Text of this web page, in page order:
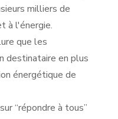
milliers de
à l'énergie.
que les
destinataire en plus
énergétique de
“répondre à tous”